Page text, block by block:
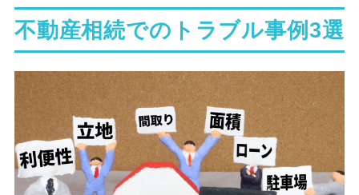
不動産相続でのトラブル事例3選